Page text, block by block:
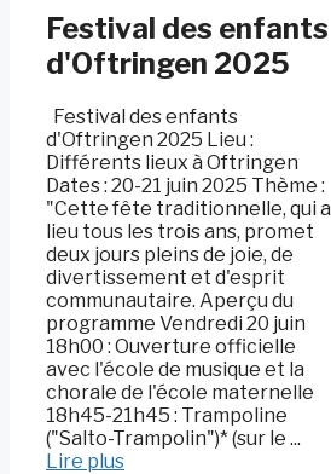
Festival des enfants
d'Oftringen 2025
Festival des enfants
d'Oftringen 2025 Lieu :
Différents lieux à Oftringen
Dates : 20-21 juin 2025 Thème :
"Cette fête traditionnelle, qui a
lieu tous les trois ans, promet
deux jours pleins de joie, de
divertissement et d'esprit
communautaire. Aperçu du
programme Vendredi 20 juin
18h00 : Ouverture officielle
avec l'école de musique et la
chorale de l'école maternelle
18h45-21h45 : Trampoline
("Salto-Trampolin")* (sur le ...
Lire plus